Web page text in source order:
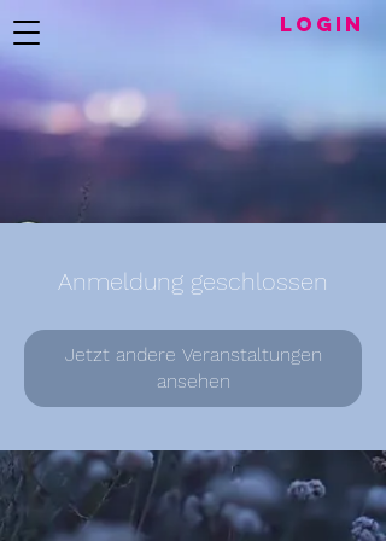
LogIN
Anmeldung geschlossen
Jetzt andere Veranstaltungen
ansehen